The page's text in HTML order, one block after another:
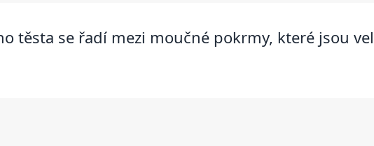
těsta se řadí mezi moučné pokrmy, které jsou